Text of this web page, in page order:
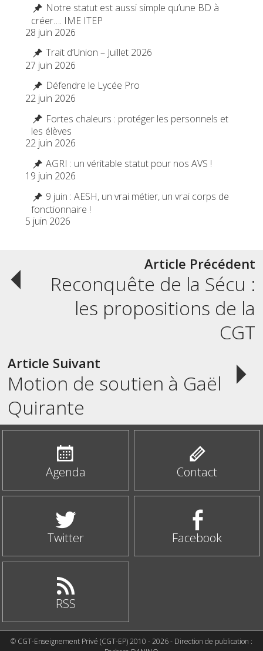
Notre statut est aussi simple qu’une BD à
créer…. IME ITEP
28 juin 2026
Trait d’Union – Juillet 2026
27 juin 2026
Défendre le Lycée Pro
22 juin 2026
Fortes chaleurs : protéger les personnels et
les élèves
22 juin 2026
AGRI : un véritable statut pour nos AVS !
19 juin 2026
9 juin : AESH, un vrai métier, un vrai corps de
fonctionnaire !
5 juin 2026
Post
navigation
Article Précédent
Reconquête de la Sécu :
les propositions de la
CGT
Article Suivant
Motion de soutien à Gaël
Quirante
Agenda Contact
Twitter Facebook
RSS
© CGT-Enseignement Privé (CGT-EP) 2010 - 2026 - Direction de publication :